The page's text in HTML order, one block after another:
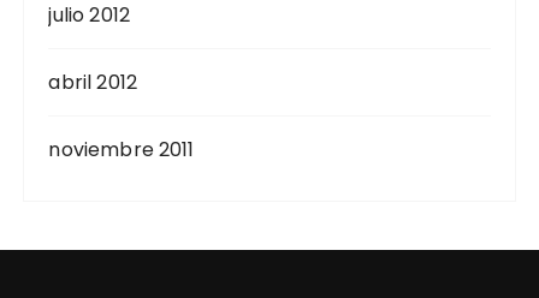
julio 2012
abril 2012
noviembre 2011